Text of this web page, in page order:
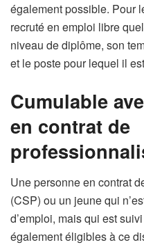
également possible. Pour
recruté en emploi libre
niveau de diplôme, son
et le poste pour lequel il
Cumulable
en contrat de
Une personne en contrat
(CSP) ou un jeune qui
d’emploi, mais qui est
également éligibles à ce